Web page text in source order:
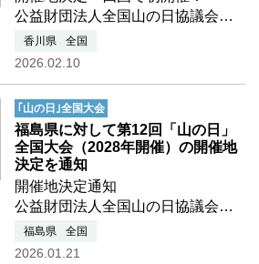
公益財団法人全国山の日協議会で
は全国の都道府県に対して「山の
日」全国大会の開催地への立候補
日、香川県より開催地立候補の意
向が示されました。
…つづきを読む
香川県 全国
2026.02.10
｢山の日｣全国大会
福島県に対して第12回「山の日」
全国大会（2028年開催）の開催地
決定を通知
開催地決定通知
公益財団法人全国山の日協議会で
は全国の都道府県に対して「山の
日」全国大会の開催地への立候補
福島県 全国
2026.01.21